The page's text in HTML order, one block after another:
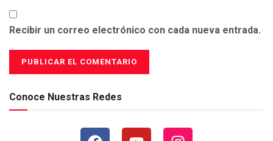
Recibir un correo electrónico con cada nueva entrada.
Conoce Nuestras Redes